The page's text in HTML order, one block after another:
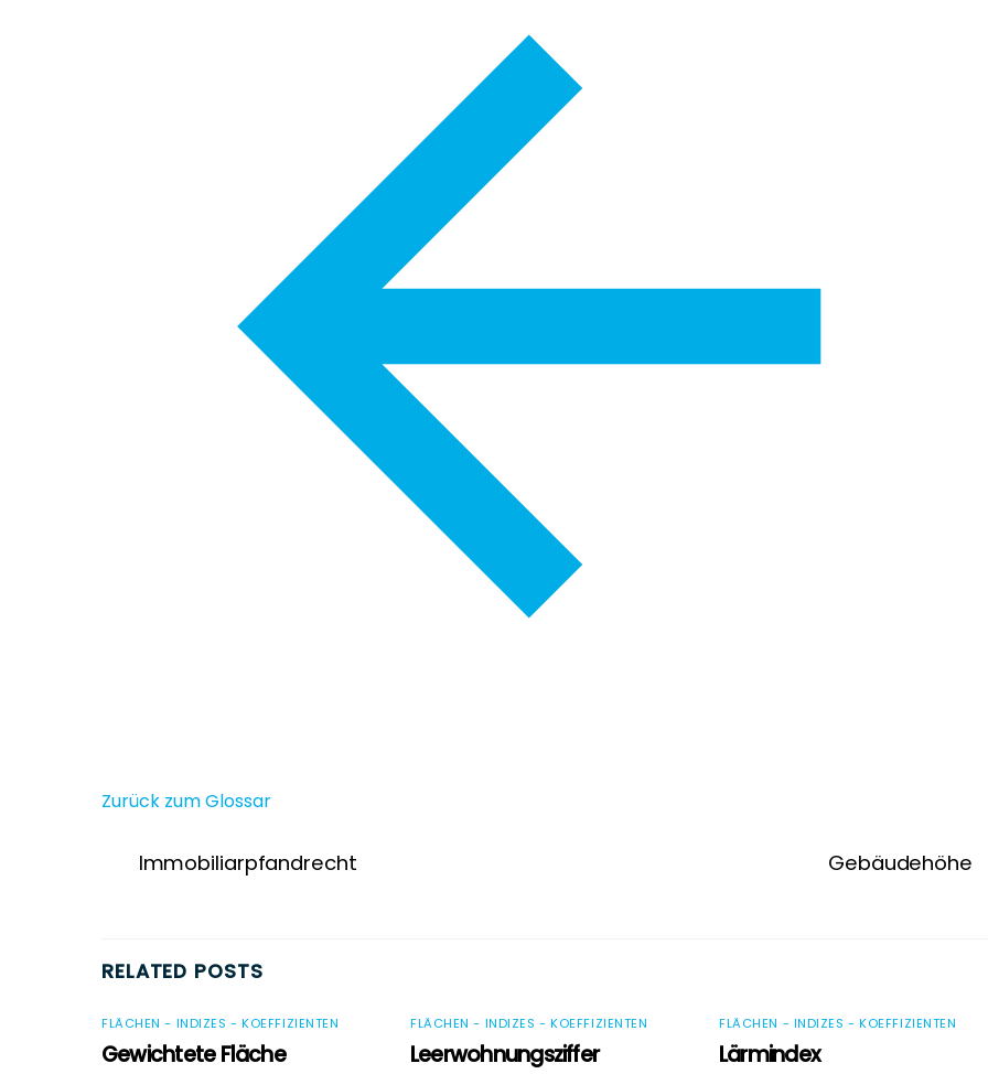
Zurück zum Glossar
Immobiliarpfandrecht Gebäudehöhe
RELATED POSTS
FLÄCHEN - INDIZES - KOEFFIZIENTEN
Gewichtete Fläche
FLÄCHEN - INDIZES - KOEFFIZIENTEN
Leerwohnungsziffer
FLÄCHEN - INDIZES - KOEFFIZIENTEN
Lärmindex